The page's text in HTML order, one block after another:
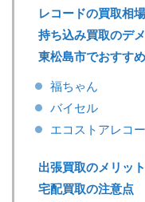
レコードの買取相
持ち込み買取のデ
東松島市でおすす
福ちゃん
バイセル
エコストアレコ
出張買取のメリッ
宅配買取の注意点